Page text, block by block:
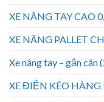
XE NÂNG TAY CAO
XE NÂNG PALLET
Xe nâng tay – gắn cân
XE ĐIỆN KÉO HÀNG